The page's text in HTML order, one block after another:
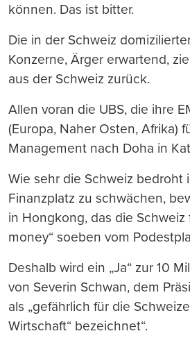
können. Das ist bitter.
Die in der Schweiz
Konzerne, Ärger erwartend,
aus der Schweiz zurück.
Allen voran die UBS, die ihre
(Europa, Naher Osten, Afrika)
Management nach Doha in
Wie sehr die Schweiz bedroht
Finanzplatz zu schwächen,
in Hongkong, das die Schweiz
money“ soeben vom
Deshalb wird ein „Ja“ zur 10
von Severin Schwan, dem
als „gefährlich für die
Wirtschaft“ bezeichnet“.